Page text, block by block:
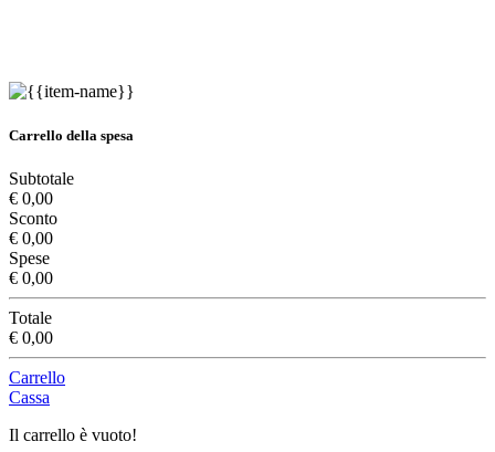
Carrello della spesa
Subtotale
€ 0,00
Sconto
€ 0,00
Spese
€ 0,00
Totale
€ 0,00
Carrello
Cassa
Il carrello è vuoto!